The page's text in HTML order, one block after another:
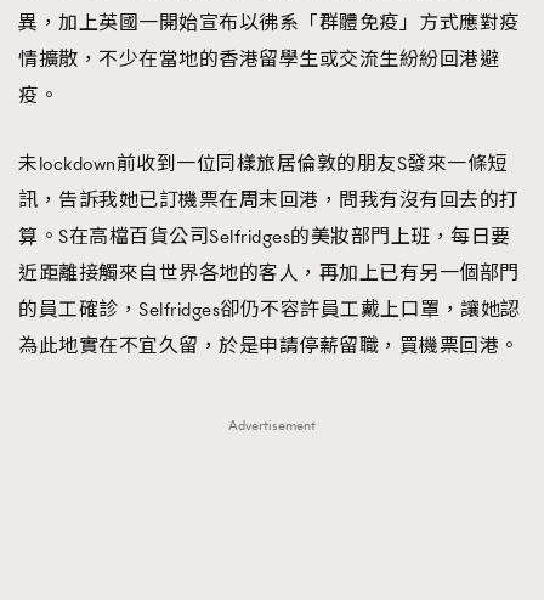
異，加上英國一開始宣布以彿系「群體免疫」方式應對疫
情擴散，不少在當地的香港留學生或交流生紛紛回港避
疫。
未lockdown前收到一位同樣旅居倫敦的朋友S發來一條短
訊，告訴我她已訂機票在周末回港，問我有沒有回去的打
算。S在高檔百貨公司Selfridges的美妝部門上班，每日要
近距離接觸來自世界各地的客人，再加上已有另一個部門
的員工確診，Selfridges卻仍不容許員工戴上口罩，讓她認
為此地實在不宜久留，於是申請停薪留職，買機票回港。
Advertisement